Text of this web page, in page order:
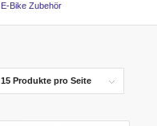
E-Bike Zubehör
15 Produkte pro Seite